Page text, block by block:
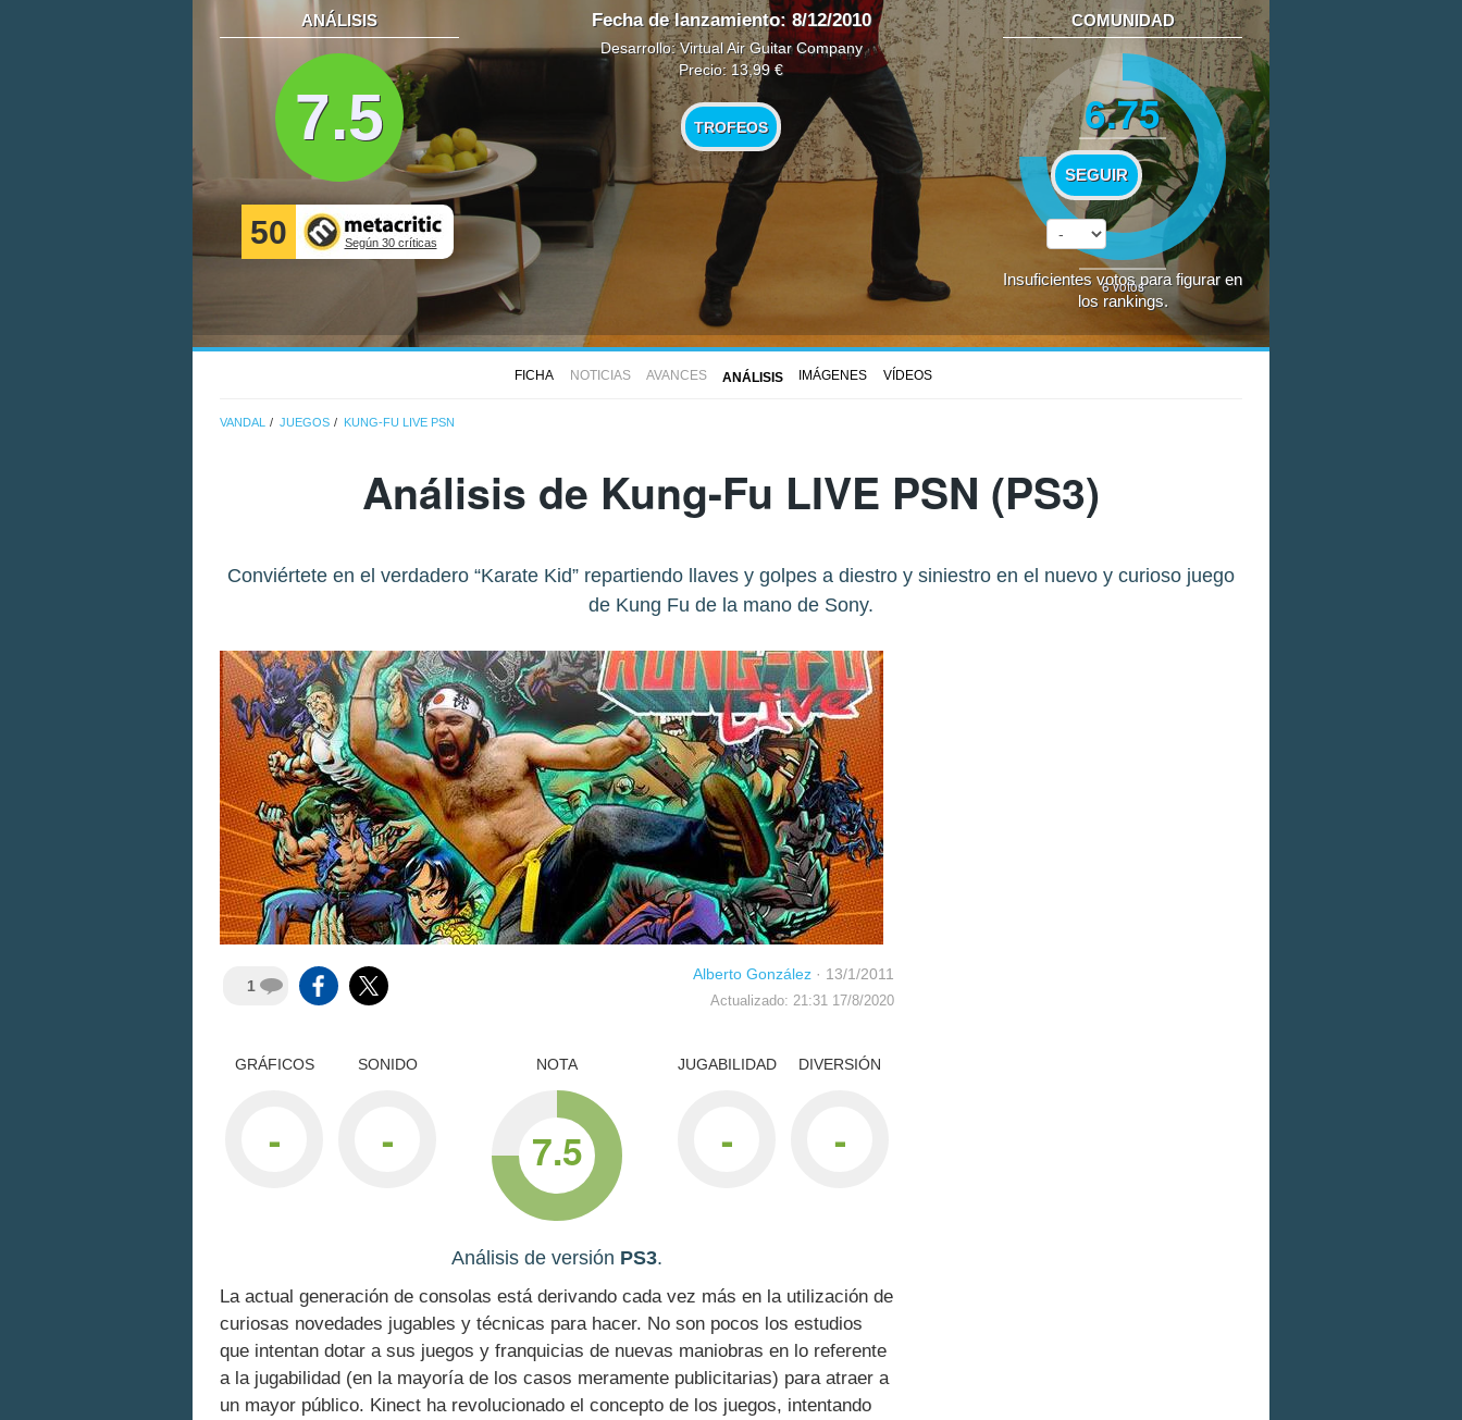
ANÁLISIS
7.5
50 Según 30 críticas
Fecha de lanzamiento: 8/12/2010
Desarrollo: Virtual Air Guitar Company
Precio: 13,99 €
TROFEOS
COMUNIDAD
6.75
SEGUIR
6votos
Insuficientes votos para figurar en
los rankings.
FICHA NOTICIAS AVANCES ANÁLISIS IMÁGENES VÍDEOS
VANDAL JUEGOS KUNG-FU LIVE PSN
Análisis de Kung-Fu LIVE PSN (PS3)
Conviértete en el verdadero “Karate Kid” repartiendo llaves y golpes a diestro y siniestro en el nuevo y curioso juego
de Kung Fu de la mano de Sony.
1
Alberto González · 13/1/2011
Actualizado: 21:31 17/8/2020
GRÁFICOS
-
SONIDO
-
NOTA
7.5
DIVERSIÓN
-
JUGABILIDAD
-
Análisis de versión PS3.
La actual generación de consolas está derivando cada vez más en la utilización de
curiosas novedades jugables y técnicas para hacer. No son pocos los estudios
que intentan dotar a sus juegos y franquicias de nuevas maniobras en lo referente
a la jugabilidad (en la mayoría de los casos meramente publicitarias) para atraer a
un mayor público. Kinect ha revolucionado el concepto de los juegos, intentando